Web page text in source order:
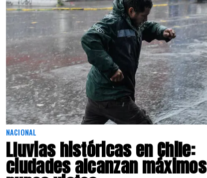
NACIONAL
Lluvias históricas en Chile:
ciudades alcanzan máximos